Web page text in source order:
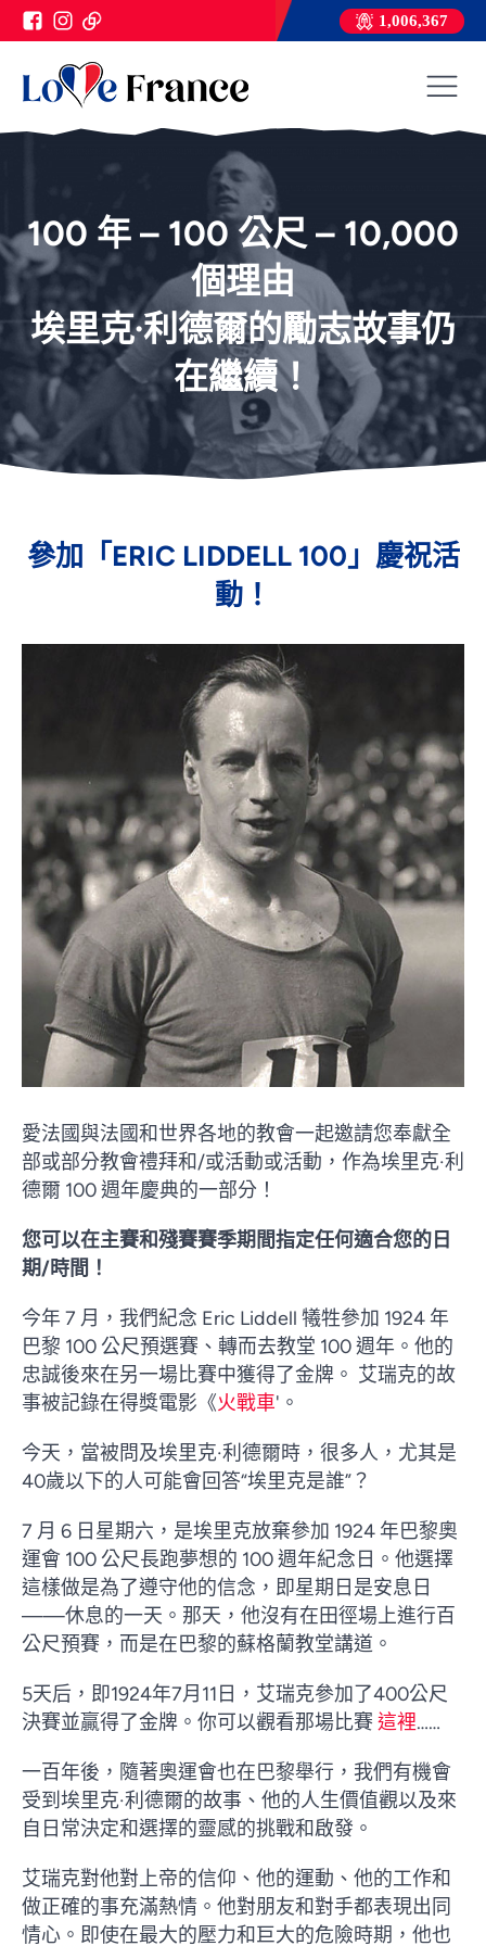
1,006,367
100 年 – 100 公尺 – 10,000
個理由
埃里克·利德爾的勵志故事仍
在繼續！
參加「ERIC LIDDELL 100」慶祝活
動！
愛法國與法國和世界各地的教會一起邀請您奉獻全
部或部分教會禮拜和/或活動或活動，作為埃里克·利
德爾 100 週年慶典的一部分！
您可以在主賽和殘賽賽季期間指定任何適合您的日
期/時間！
今年 7 月，我們紀念 Eric Liddell 犧牲參加 1924 年
巴黎 100 公尺預選賽、轉而去教堂 100 週年。他的
忠誠後來在另一場比賽中獲得了金牌。 艾瑞克的故
事被記錄在得獎電影《火戰車'。
今天，當被問及埃里克·利德爾時，很多人，尤其是
40歲以下的人可能會回答“埃里克是誰”？
7 月 6 日星期六，是埃里克放棄參加 1924 年巴黎奧
運會 100 公尺長跑夢想的 100 週年紀念日。他選擇
這樣做是為了遵守他的信念，即星期日是安息日
——休息的一天。那天，他沒有在田徑場上進行百
公尺預賽，而是在巴黎的蘇格蘭教堂講道。
5天后，即1924年7月11日，艾瑞克參加了400公尺
決賽並贏得了金牌。你可以觀看那場比賽 這裡……
一百年後，隨著奧運會也在巴黎舉行，我們有機會
受到埃里克·利德爾的故事、他的人生價值觀以及來
自日常決定和選擇的靈感的挑戰和啟發。
艾瑞克對他對上帝的信仰、他的運動、他的工作和
做正確的事充滿熱情。他對朋友和對手都表現出同
情心。即使在最大的壓力和巨大的危險時期，他也